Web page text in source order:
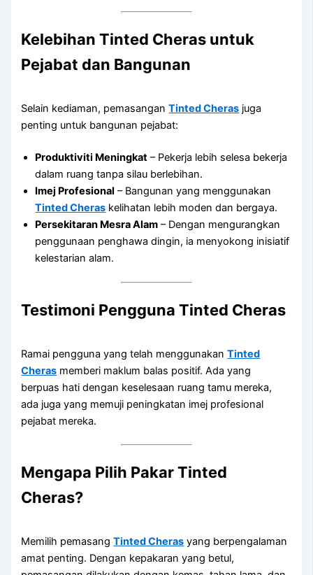
Kelebihan Tinted Cheras untuk
Pejabat dan Bangunan
Selain kediaman, pemasanganTinted Cheras juga
penting untuk bangunan pejabat:
Produktiviti Meningkat – Pekerja lebih selesa bekerja
dalam ruang tanpa silau berlebihan.
Imej Profesional – Bangunan yang menggunakan
Tinted Cheras kelihatan lebih moden dan bergaya.
Persekitaran Mesra Alam – Dengan mengurangkan
penggunaan penghawa dingin, ia menyokong inisiatif
kelestarian alam.
Testimoni Pengguna Tinted Cheras
Ramai pengguna yang telah menggunakanTinted
Cheras memberi maklum balas positif. Ada yang
berpuas hati dengan keselesaan ruang tamu mereka,
ada juga yang memuji peningkatan imej profesional
pejabat mereka.
Mengapa Pilih Pakar Tinted
Cheras?
Memilih pemasangTinted Cheras yang berpengalaman
amat penting. Dengan kepakaran yang betul,